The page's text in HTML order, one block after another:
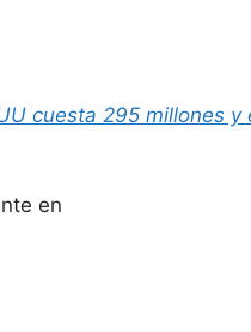
cuesta 295 millones
en